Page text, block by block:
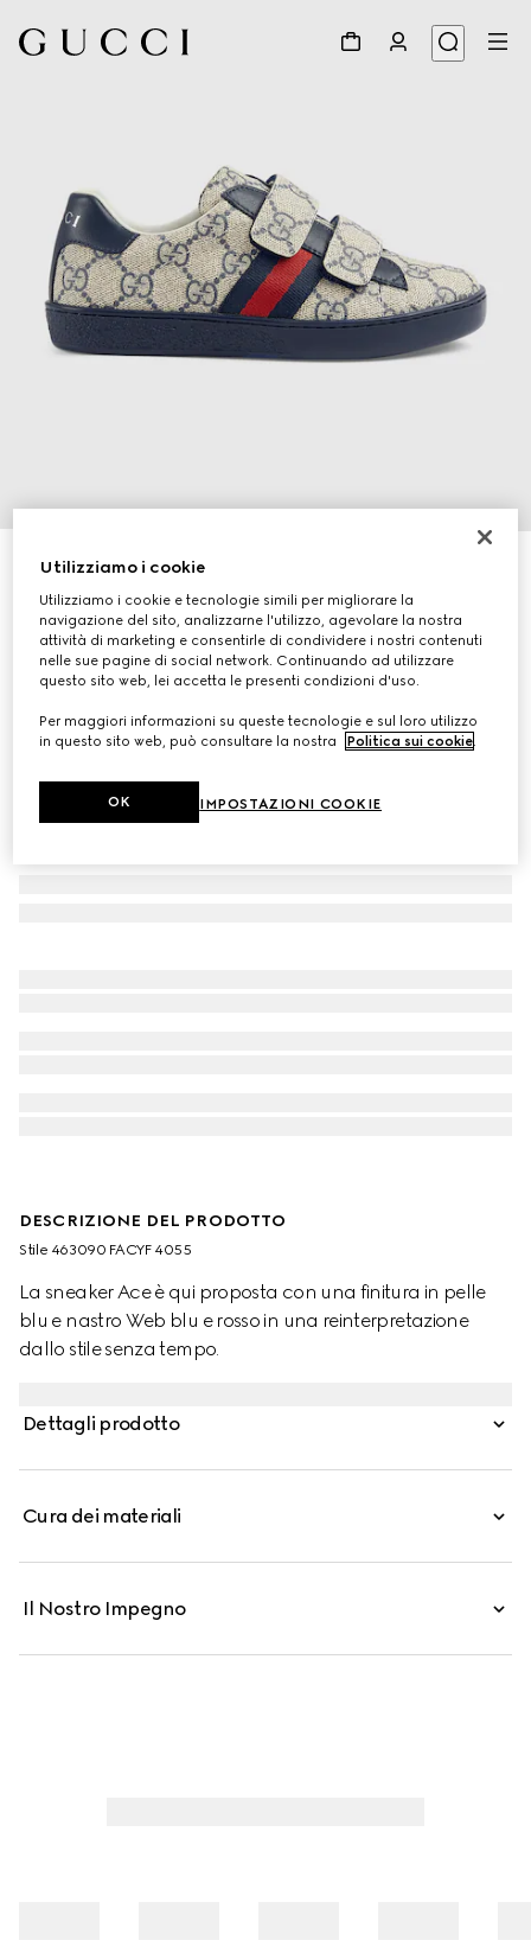
Sneaker bambino Ace
CHF 380
Variantetessuto GG Supreme blu e grigio
DESCRIZIONE DEL PRODOTTO
Stile ‎463090 FACYF 4055
La sneaker Ace è qui proposta con una finitura in pelle
blu e nastro Web blu e rosso in una reinterpretazione
dallo stile senza tempo.
Dettagli prodotto
Cura dei materiali
Il Nostro Impegno
Utilizziamo i cookie
Utilizziamo i cookie e tecnologie simili per migliorare la
navigazione del sito, analizzarne l'utilizzo, agevolare la nostra
attività di marketing e consentirle di condividere i nostri contenuti
nelle sue pagine di social network. Continuando ad utilizzare
questo sito web, lei accetta le presenti condizioni d'uso.
Per maggiori informazioni su queste tecnologie e sul loro utilizzo
in questo sito web, può consultare la nostra
Politica sui cookie.
IMPOSTAZIONI COOKIE
OK